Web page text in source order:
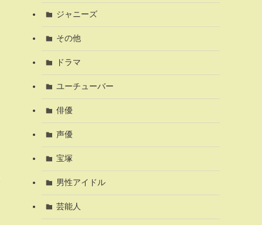
ジャニーズ
その他
ドラマ
ユーチューバー
俳優
声優
宝塚
男性アイドル
芸能人